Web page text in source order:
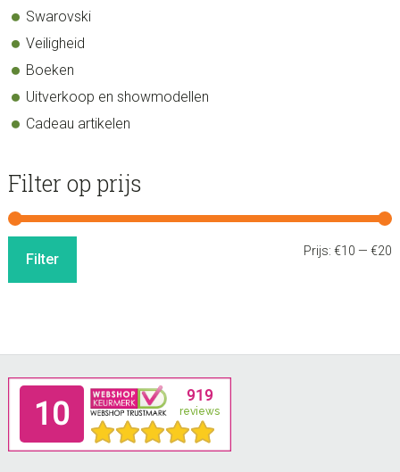
Swarovski
Veiligheid
Boeken
Uitverkoop en showmodellen
Cadeau artikelen
Filter op prijs
Filter Prijs:€10 —€20
Footer